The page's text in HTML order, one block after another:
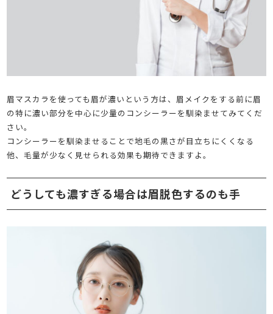
眉マスカラを使っても眉が濃いという方は、眉メイクをする前に眉
の特に濃い部分を中心に少量のコンシーラーを馴染ませてみてくだ
さい。
コンシーラーを馴染ませることで地毛の黒さが目立ちにくくなる
他、毛量が少なく見せられる効果も期待できますよ。
どうしても濃すぎる場合は眉脱色するのも手